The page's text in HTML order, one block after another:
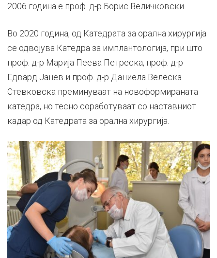
2006 година е проф. д-р Борис Величковски.
Во 2020 година, од Катедрата за орална хирургија
се одвојува Катедра за имплантологија, при што
проф. д-р Марија Пеева Петреска, проф. д-р
Едвард Јанев и проф. д-р Даниела Велеска
Стевковска преминуваат на новоформираната
катедра, но тесно соработуваат со наставниот
кадар од Катедрата за орална хирургија.